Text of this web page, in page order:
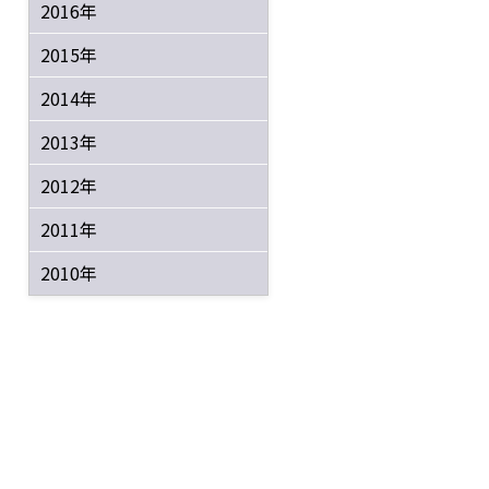
2016年
2015年
2014年
2013年
2012年
2011年
2010年